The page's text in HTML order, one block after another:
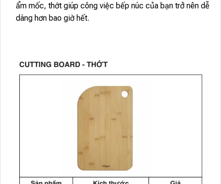
ẩm mốc, thớt giúp công việc bếp núc của bạn trở nên dễ
dàng hơn bao giờ hết.